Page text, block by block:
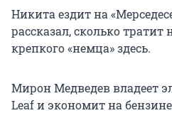
Никита ездит на
рассказал, сколько
крепкого «немца» здесь.
Мирон Медведев владеет
Leaf и экономит на